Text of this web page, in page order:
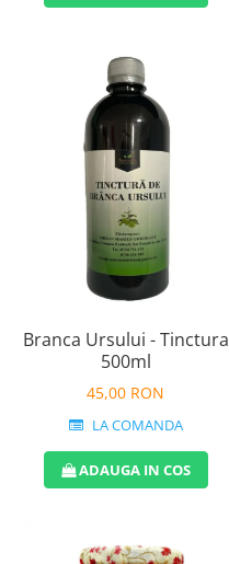
Branca Ursului - Tinctura
500ml
45,00 RON
LA COMANDA
ADAUGA IN COS